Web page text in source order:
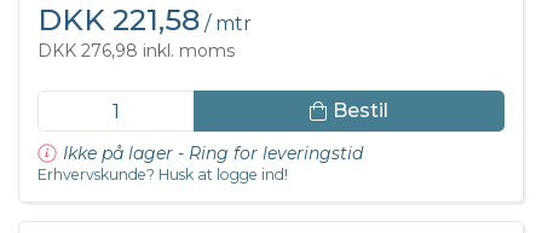
DKK 221,58 / mtr
DKK 276,98 inkl. moms
Bestil
Ikke på lager - Ring for leveringstid
Erhvervskunde? Husk at logge ind!